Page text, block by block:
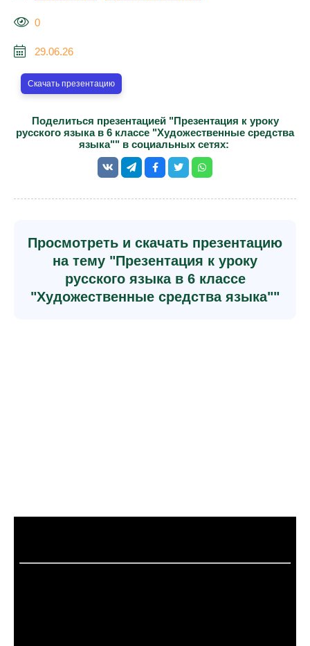
0
29.06.26
Скачать презентацию
Поделиться презентацией "Презентация к уроку
русского языка в 6 классе "Художественные средства
языка"" в социальных сетях:
Просмотреть и скачать презентацию
на тему "Презентация к уроку
русского языка в 6 классе
"Художественные средства языка""